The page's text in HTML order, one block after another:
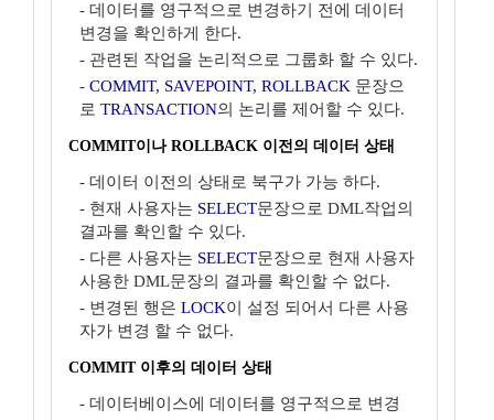
- 데이터를 영구적으로 변경하기 전에 데이터
변경을 확인하게 한다.
- 관련된 작업을 논리적으로 그룹화 할 수 있다.
- COMMIT, SAVEPOINT, ROLLBACK 문장으
로 TRANSACTION의 논리를 제어할 수 있다.
COMMIT이나 ROLLBACK 이전의 데이터 상태
- 데이터 이전의 상태로 북구가 가능 하다.
- 현재 사용자는 SELECT문장으로 DML작업의
결과를 확인할 수 있다.
- 다른 사용자는 SELECT문장으로 현재 사용자
사용한 DML문장의 결과를 확인할 수 없다.
- 변경된 행은 LOCK이 설정 되어서 다른 사용
자가 변경 할 수 없다.
COMMIT 이후의 데이터 상태
- 데이터베이스에 데이터를 영구적으로 변경